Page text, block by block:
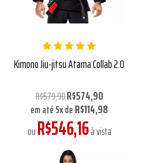
Kimono Jiu-jitsu Atama Collab 2.0
R$579,90R$574,90
em até5xdeR$114,98
ouR$546,16à vista